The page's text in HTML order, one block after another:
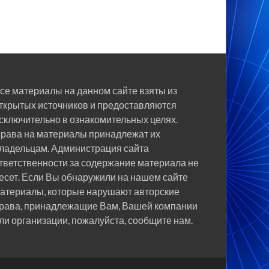
материалы на данном сайте взяты из
источников и предоставляются
в ознакомительных целях.
на материалы принадлежат их
Администрация сайта
за содержание материала не
Если Вы обнаружили на нашем сайте
которые нарушают авторские
принадлежащие Вам, Вашей компании
организации, пожалуйста, сообщите нам.